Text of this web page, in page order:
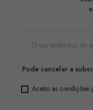
Pode cancelar a
Aceito as condições